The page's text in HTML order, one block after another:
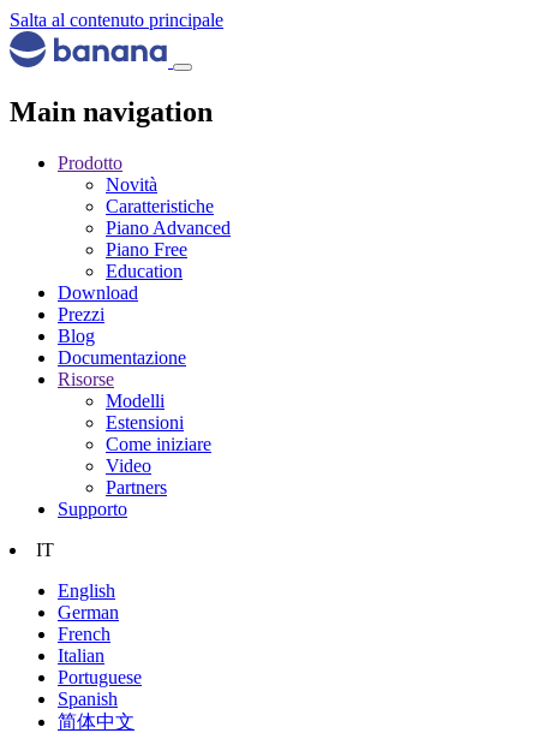
Salta al contenuto principale
Main navigation
Prodotto
Novità
Caratteristiche
Piano Advanced
Piano Free
Education
Download
Prezzi
Blog
Documentazione
Risorse
Modelli
Estensioni
Come iniziare
Video
Partners
Supporto
IT
English
German
French
Italian
Portuguese
Spanish
简体中文